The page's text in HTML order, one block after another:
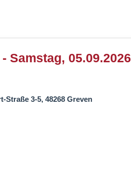
Samstag, 05.09.2026
Straße 3-5, 48268 Greven